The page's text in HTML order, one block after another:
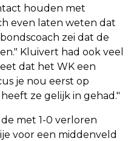
houden met
even laten weten dat
zei dat de
Kluivert had ook veel
dat het WK een
je nou eerst op
ze gelijk in gehad."
met 1-0 verloren
voor een middenveld